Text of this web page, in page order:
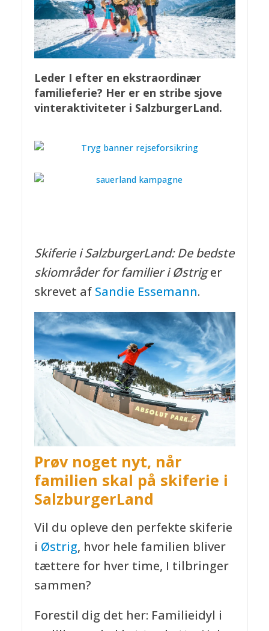
Leder I efter en ekstraordinær
familieferie? Her er en stribe sjove
vinteraktiviteter i SalzburgerLand.
Skiferie i SalzburgerLand: De bedste
skiområder for familier i Østriger
skrevet af Sandie Essemann.
Prøv noget nyt, når
familien skal på skiferie i
SalzburgerLand
Vil du opleve den perfekte skiferie
i Østrig, hvor hele familien bliver
tættere for hver time, I tilbringer
sammen?
Forestil dig det her: Familieidyl i